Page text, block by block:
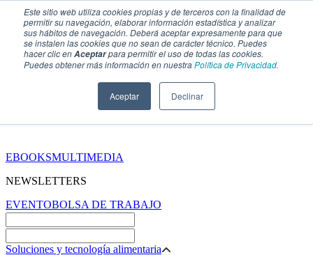
Este sitio web utiliza cookies propias y de terceros con la finalidad de
permitir su navegación, elaborar información estadística y analizar
sus hábitos de navegación. Deberá aceptar expresamente para que
se instalen las cookies que no sean de carácter técnico. Puedes
hacer clic enAceptarpara permitir el uso de todas las cookies.
Puedes obtener más información en nuestraPolítica de Privacidad.
Aceptar Declinar
EBOOKSMULTIMEDIA
NEWSLETTERS
EVENTOBOLSA DE TRABAJO
Soluciones y tecnología alimentaria